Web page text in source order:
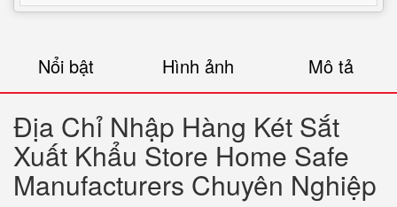
Nổi bật Hình ảnh Mô tả
Địa Chỉ Nhập Hàng Két Sắt
Xuất Khẩu Store Home Safe
Manufacturers Chuyên Nghiệp